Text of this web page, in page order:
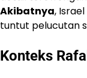
Akibatnya,
tuntut pelucutan
Konteks